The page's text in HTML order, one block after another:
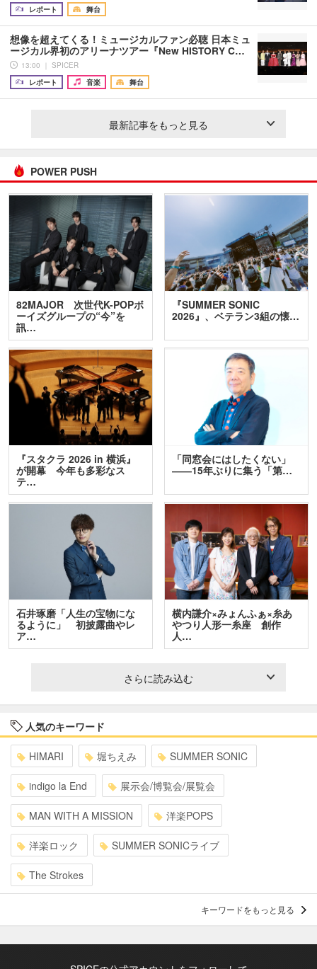
レポート
舞台
想像を超えてくる！ミュージカルファン必聴 日本ミュ
ージカル界初のアリーナツアー『New HISTORY C…
13:00 ｜ SPICER
レポート
音楽 舞台
最新記事をもっと見る
POWER PUSH
82MAJOR 次世代K-POPボ
ーイズグループの“今”を
訊…
『SUMMER SONIC
2026』、ベテラン3組の懐…
『スタクラ 2026 in 横浜』
が開幕 今年も多彩なス
テ…
「同窓会にはしたくない」
――15年ぶりに集う「第…
石井琢磨「人生の宝物にな
るように」 初披露曲やレ
ア…
横内謙介×みょんふぁ×糸あ
やつり人形一糸座 創作
人…
さらに読み込む
人気のキーワード
HIMARI 堀ちえみ SUMMER SONIC
indigo la End 展示会/博覧会/展覧会
MAN WITH A MISSION 洋楽POPS
洋楽ロック SUMMER SONICライブ
The Strokes
キーワードをもっと見る